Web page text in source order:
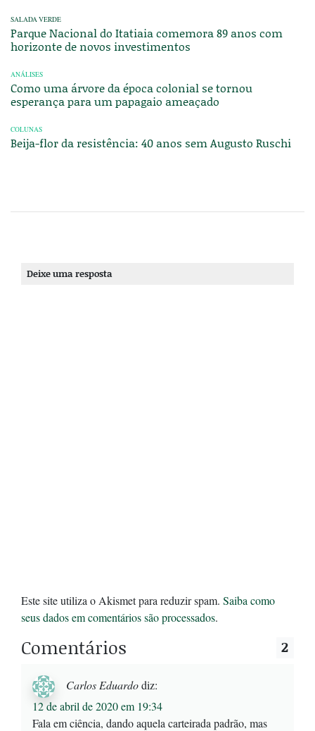
SALADA VERDE
Parque Nacional do Itatiaia comemora 89 anos com
horizonte de novos investimentos
ANÁLISES
Como uma árvore da época colonial se tornou
esperança para um papagaio ameaçado
COLUNAS
Beija-flor da resistência: 40 anos sem Augusto Ruschi
Deixe uma resposta
Este site utiliza o Akismet para reduzir spam. Saiba como
seus dados em comentários são processados.
Comentários 2
Carlos Eduardodiz:
12 de abril de 2020 em 19:34
Fala em ciência, dando aquela carteirada padrão, mas